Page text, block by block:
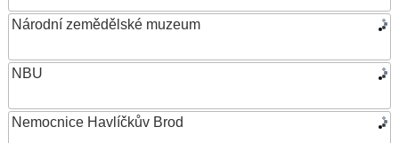
Národní zemědělské muzeum
NBU
Nemocnice Havlíčkův Brod